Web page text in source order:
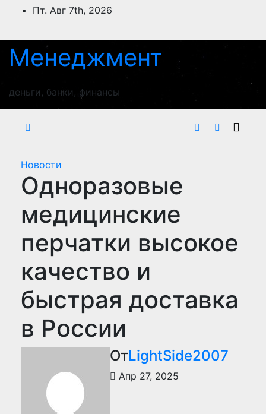
ПерейтиПт. Авг 7th, 2026
Менеджмент
деньги, банки, финансы
Новости
Одноразовые
медицинские
перчатки высокое
качество и
быстрая доставка
в России
ОтLightSide2007
Апр 27, 2025